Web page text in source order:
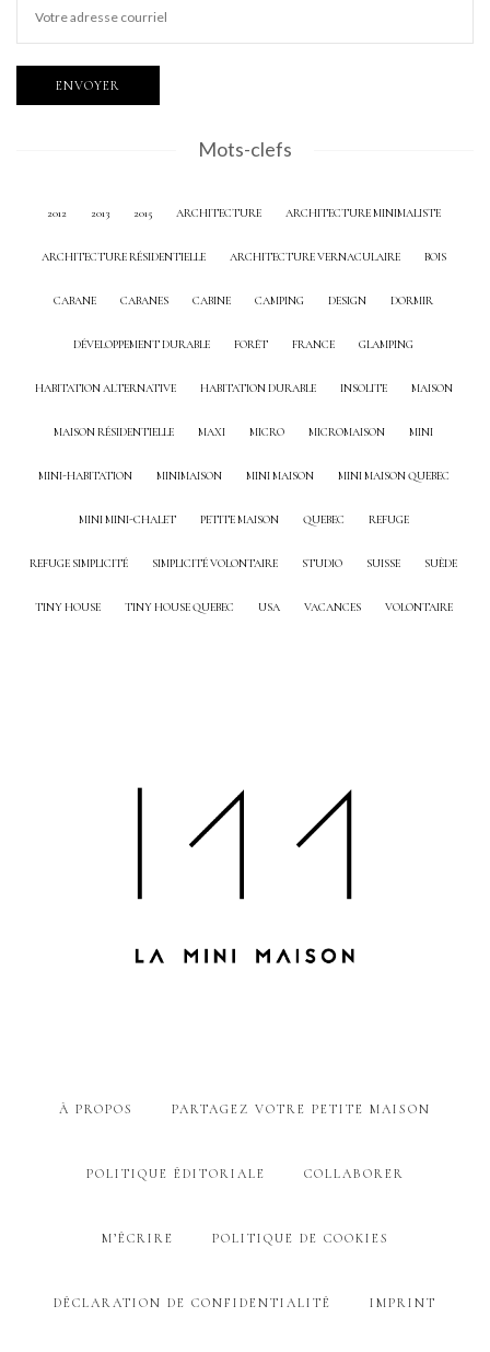
Mots-clefs
2012 2013 2015 ARCHITECTURE ARCHITECTURE MINIMALISTE
ARCHITECTURE RÉSIDENTIELLE ARCHITECTURE VERNACULAIRE BOIS
CABANE CABANES CABINE CAMPING DESIGN DORMIR
DÉVELOPPEMENT DURABLE FORÊT FRANCE GLAMPING
HABITATION ALTERNATIVE HABITATION DURABLE INSOLITE MAISON
MAISON RÉSIDENTIELLE MAXI MICRO MICROMAISON MINI
MINI-HABITATION MINIMAISON MINI MAISON MINI MAISON QUEBEC
MINI MINI-CHALET PETITE MAISON QUEBEC REFUGE
REFUGE SIMPLICITÉ SIMPLICITÉ VOLONTAIRE STUDIO SUISSE SUÈDE
TINY HOUSE TINY HOUSE QUEBEC USA VACANCES VOLONTAIRE
À PROPOS PARTAGEZ VOTRE PETITE MAISON
POLITIQUE ÉDITORIALE COLLABORER
M’ÉCRIRE POLITIQUE DE COOKIES
DÉCLARATION DE CONFIDENTIALITÉ IMPRINT